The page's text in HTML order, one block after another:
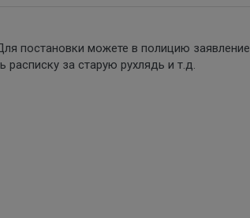
постановки можете в полицию заявление
расписку за старую рухлядь и т.д.